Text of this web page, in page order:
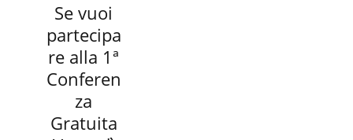
Se vuoi
partecipa
re alla 1ª
Conferen
za
Gratuita